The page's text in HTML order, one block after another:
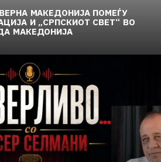
МАКЕДОНИЈА ПОМЕЃУ
И „СРПСКИОТ СВЕТ“ ВО
МАКЕДОНИЈА